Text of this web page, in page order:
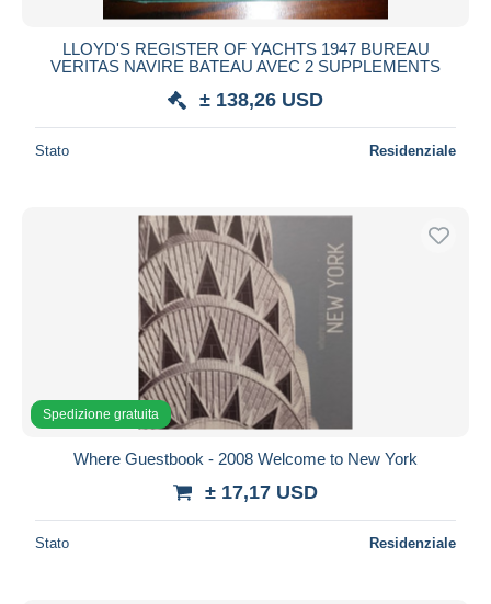
LLOYD'S REGISTER OF YACHTS 1947 BUREAU
VERITAS NAVIRE BATEAU AVEC 2 SUPPLEMENTS
± 138,26 USD
Stato Residenziale
Spedizione gratuita
Where Guestbook - 2008 Welcome to New York
± 17,17 USD
Stato Residenziale